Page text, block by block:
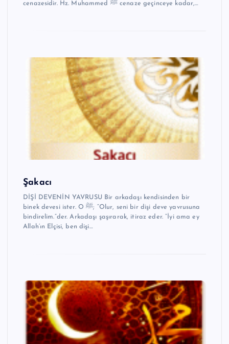
cenazesidir. Hz. Muhammed ﷺ cenaze geçinceye kadar,…
Şakacı
DİŞİ DEVENİN YAVRUSU Bir arkadaşı kendisinden bir
binek devesi ister. O ﷺ; “Olur, seni bir dişi deve yavrusuna
bindirelim.”der. Arkadaşı şaşırarak, itiraz eder. “İyi ama ey
Allah’ın Elçisi, ben dişi…